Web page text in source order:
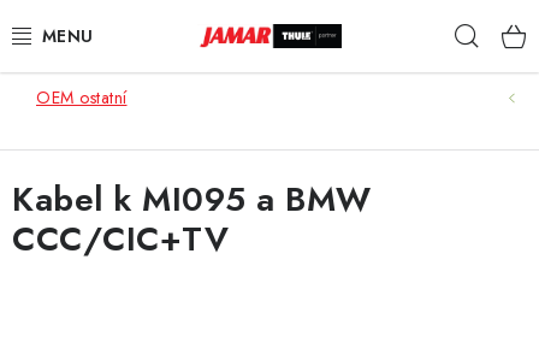
na
STŘEŠNÍ NOSIČE
STŘEŠNÍ BOXY
OEM ostatní
Kabel k MI095 a BMW
CCC/CIC+TV